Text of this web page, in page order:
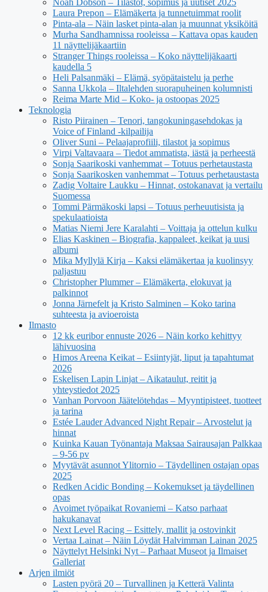
Noah Dobson – Tilastot, sopimus ja uutiset 2025
Laura Prepon – Elämäkerta ja tunnetuimmat roolit
Pinta-ala – Näin lasket pinta-alan ja muunnat yksiköitä
Murha Sandhamnissa rooleissa – Kattava opas kauden
11 näyttelijäkaartiin
Stranger Things rooleissa – Koko näyttelijäkaarti
kaudella 5
Heli Palsanmäki – Elämä, syöpätaistelu ja perhe
Sanna Ukkola – Iltalehden suorapuheinen kolumnisti
Reima Marte Mid – Koko- ja ostoopas 2025
Teknologia
Risto Piirainen – Tenori, tangokuningasehdokas ja
Voice of Finland -kilpailija
Oliver Suni – Pelaajaprofiili, tilastot ja sopimus
Virpi Valtavaara – Tiedot ammatista, iästä ja perheestä
Sonja Saarikoski vanhemmat – Totuus perhetaustasta
Sonja Saarikosken vanhemmat – Totuus perhetaustasta
Zadig Voltaire Laukku – Hinnat, ostokanavat ja vertailu
Suomessa
Tommi Pärmäkoski lapsi – Totuus perheuutisista ja
spekulaatioista
Matias Niemi Jere Karalahti – Voittaja ja ottelun kulku
Elias Kaskinen – Biografia, kappaleet, keikat ja uusi
albumi
Mika Myllylä Kirja – Kaksi elämäkertaa ja kuolinsyy
paljastuu
Christopher Plummer – Elämäkerta, elokuvat ja
palkinnot
Jonna Järnefelt ja Kristo Salminen – Koko tarina
suhteesta ja avioeroista
Ilmasto
12 kk euribor ennuste 2026 – Näin korko kehittyy
lähivuosina
Himos Areena Keikat – Esiintyjät, liput ja tapahtumat
2026
Eskelisen Lapin Linjat – Aikataulut, reitit ja
yhteystiedot 2025
Vanhan Porvoon Jäätelötehdas – Myyntipisteet, tuotteet
ja tarina
Estée Lauder Advanced Night Repair – Arvostelut ja
hinnat
Kuinka Kauan Työnantaja Maksaa Sairausajan Palkkaa
– 9-56 pv
Myytävät asunnot Ylitornio – Täydellinen ostajan opas
2025
Redken Acidic Bonding – Kokemukset ja täydellinen
opas
Avoimet työpaikat Rovaniemi – Katso parhaat
hakukanavat
Next Level Racing – Esittely, mallit ja ostovinkit
Vertaa Lainat – Näin Löydät Halvimman Lainan 2025
Näyttelyt Helsinki Nyt – Parhaat Museot ja Ilmaiset
Galleriat
Arjen ilmiöt
Lasten pyörä 20 – Turvallinen ja Ketterä Valinta